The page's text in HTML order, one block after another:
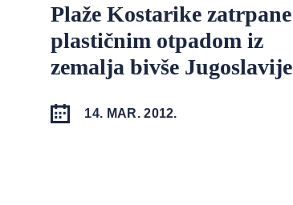
Plaže Kostarike zatrpane
plastičnim otpadom iz
zemalja bivše Jugoslavije
14. MAR. 2012.